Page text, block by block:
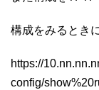
構成をみるとき
https://
config/